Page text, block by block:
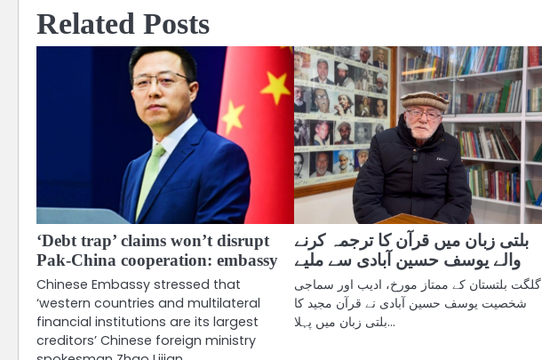
Related Posts
‘Debt trap’ claims won’t disrupt
Pak-China cooperation: embassy
Chinese Embassy stressed that
‘western countries and multilateral
financial institutions are its largest
creditors’ Chinese foreign ministry
بلتی زبان میں قرآن کا ترجمہ کرنے
والے یوسف حسین آبادی سے ملیے
گلگت بلتستان کے ممتاز مورخ، ادیب اور سماجی
شخصیت یوسف حسین آبادی نے قرآن مجید کا
بلتی زبان میں پہلا…